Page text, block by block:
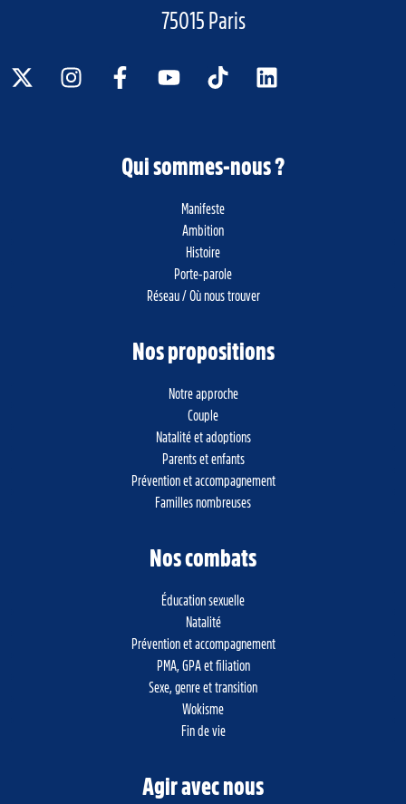
75015 Paris
Qui sommes-nous ?
Manifeste
Ambition
Histoire
Porte-parole
Réseau / Où nous trouver
Nos propositions
Notre approche
Couple
Natalité et adoptions
Parents et enfants
Prévention et accompagnement
Familles nombreuses
Nos combats
Éducation sexuelle
Natalité
Prévention et accompagnement
PMA, GPA et filiation
Sexe, genre et transition
Wokisme
Fin de vie
Agir avec nous